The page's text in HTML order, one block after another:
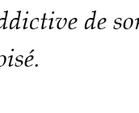
de